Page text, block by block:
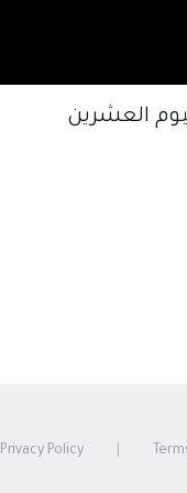
العشرين
Privacy Policy